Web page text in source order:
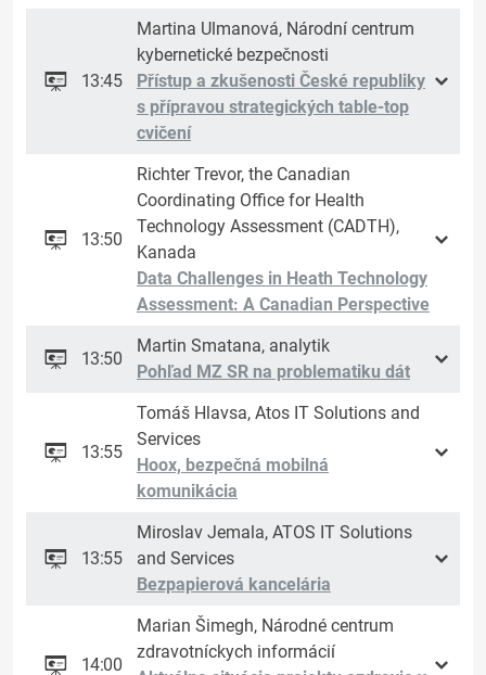
13:45
Martina Ulmanová, Národní centrum
kybernetické bezpečnosti
Přístup a zkušenosti České republiky
s přípravou strategických table-top
cvičení
13:50
Richter Trevor, the Canadian
Coordinating Office for Health
Technology Assessment (CADTH),
Kanada
Data Challenges in Heath Technology
Assessment: A Canadian Perspective
13:50
Martin Smatana, analytik
Pohľad MZ SR na problematiku dát
13:55
Tomáš Hlavsa, Atos IT Solutions and
Services
Hoox, bezpečná mobilná
komunikácia
13:55
Miroslav Jemala, ATOS IT Solutions
and Services
Bezpapierová kancelária
14:00
Marian Šimegh, Národné centrum
zdravotníckych informácií